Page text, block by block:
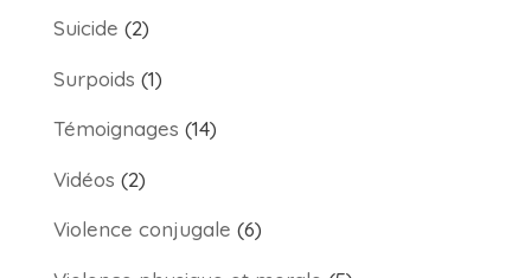
Suicide (2)
Surpoids (1)
Témoignages (14)
Vidéos (2)
Violence conjugale (6)